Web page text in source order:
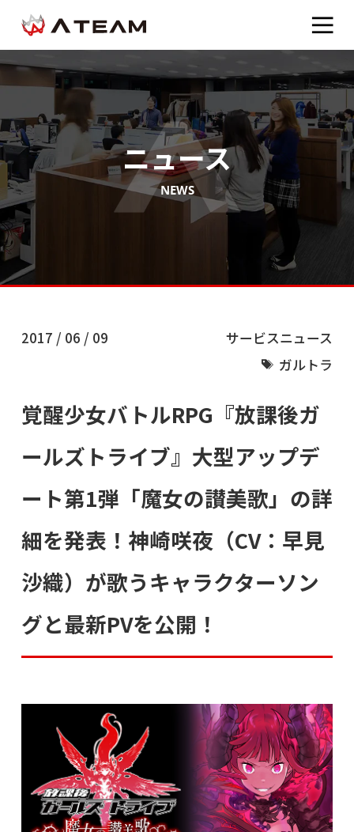
ニュース
NEWS
2017 / 06 / 09
サービスニュース
ガルトラ
覚醒少女バトルRPG『放課後ガ
ールズトライブ』大型アップデ
ート第1弾「魔女の讃美歌」の詳
細を発表！神崎咲夜（CV：早見
沙織）が歌うキャラクターソン
グと最新PVを公開！